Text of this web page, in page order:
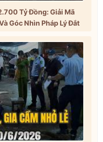
Tỷ Đồng: Giải Mã
Góc Nhìn Pháp Lý Đắt